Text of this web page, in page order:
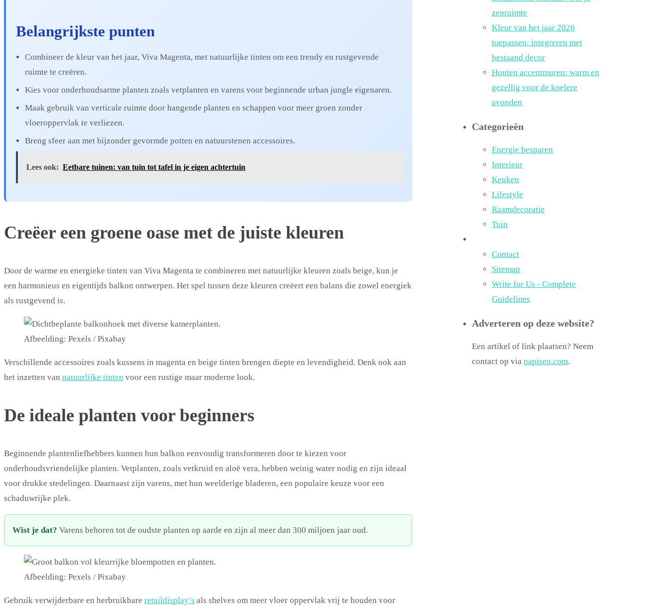
Belangrijkste punten
Combineer de kleur van het jaar, Viva Magenta, met natuurlijke tinten om een trendy en rustgevende
ruimte te creëren.
Kies voor onderhoudsarme planten zoals vetplanten en varens voor beginnende urban jungle eigenaren.
Maak gebruik van verticale ruimte door hangende planten en schappen voor meer groen zonder
vloeroppervlak te verliezen.
Breng sfeer aan met bijzonder gevormde potten en natuurstenen accessoires.
Lees ook: Eetbare tuinen: van tuin tot tafel in je eigen achtertuin
Creëer een groene oase met de juiste kleuren
Door de warme en energieke tinten van Viva Magenta te combineren met natuurlijke kleuren zoals beige, kun je
een harmonieus en eigentijds balkon ontwerpen. Het spel tussen deze kleuren creëert een balans die zowel energiek
als rustgevend is.
Afbeelding: Pexels / Pixabay
Verschillende accessoires zoals kussens in magenta en beige tinten brengen diepte en levendigheid. Denk ook aan
het inzetten van natuurlijke tinten voor een rustige maar moderne look.
De ideale planten voor beginners
Beginnende plantenliefhebbers kunnen hun balkon eenvoudig transformeren door te kiezen voor
onderhoudsvriendelijke planten. Vetplanten, zoals vetkruid en aloë vera, hebben weinig water nodig en zijn ideaal
voor drukke stedelingen. Daarnaast zijn varens, met hun weelderige bladeren, een populaire keuze voor een
schaduwrijke plek.
Wist je dat? Varens behoren tot de oudste planten op aarde en zijn al meer dan 300 miljoen jaar oud.
Afbeelding: Pexels / Pixabay
Gebruik verwijderbare en herbruikbare retaildisplay’s als shelves om meer vloer oppervlak vrij te houden voor
zenruimte
Kleur van het jaar 2026
toepassen: integreren met
bestaand decor
Houten accentmuren: warm en
gezellig voor de koelere
avonden
Categorieën
Energie besparen
Interieur
Keuken
Lifestyle
Raamdecoratie
Tuin
Contact
Sitemap
Write for Us - Complete
Guidelines
Adverteren op deze website?
Een artikel of link plaatsen? Neem
contact op via napiseo.com.